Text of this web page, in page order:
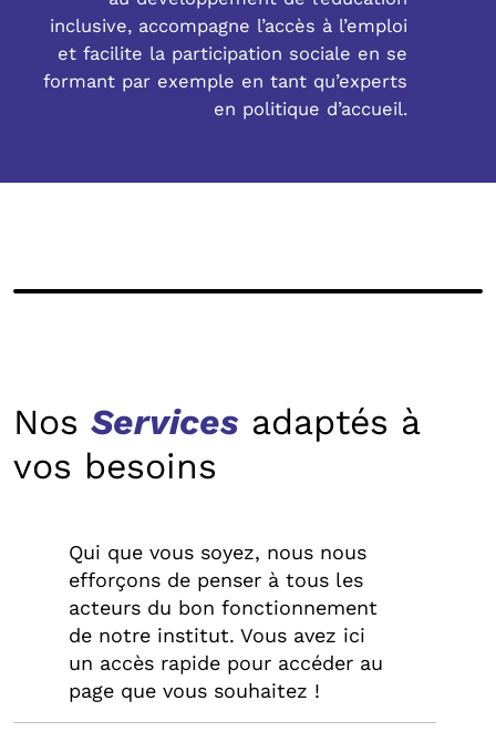
inclusive, accompagne l’accès à l’emploi
et facilite la participation sociale en se
formant par exemple en tant qu’experts
en politique d’accueil.
Nos Services adaptés à
vos besoins
Qui que vous soyez, nous nous
efforçons de penser à tous les
acteurs du bon fonctionnement
de notre institut. Vous avez ici
un accès rapide pour accéder au
page que vous souhaitez !